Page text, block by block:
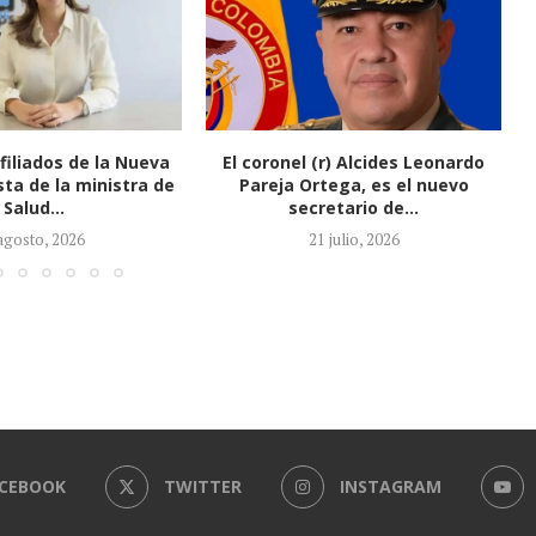
Alcides Leonardo
es el nuevo
de...
julio, 2026
Honorio Henríquez fue elegido
como nuevo presidente del
Senado
21 julio, 2026
TWITTER INSTAGRAM